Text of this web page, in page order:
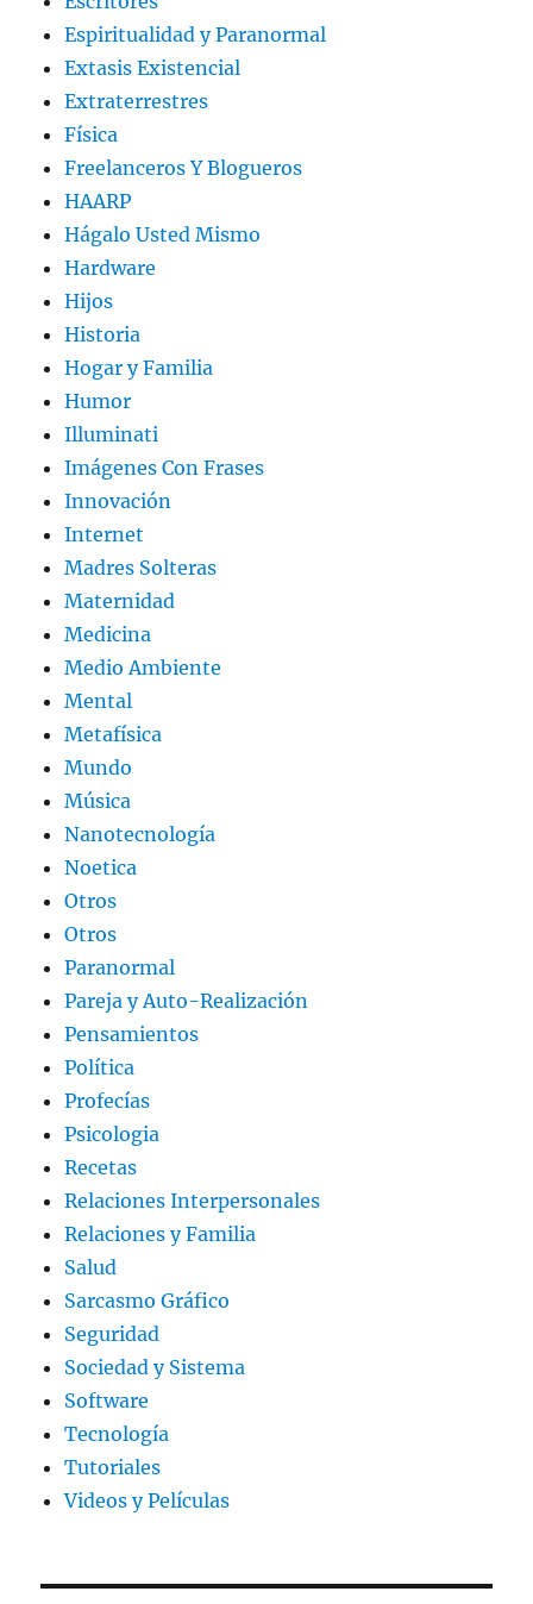
Espiritualidad y Paranormal
Extasis Existencial
Extraterrestres
Física
Freelanceros Y Blogueros
HAARP
Hágalo Usted Mismo
Hardware
Hijos
Historia
Hogar y Familia
Humor
Illuminati
Imágenes Con Frases
Innovación
Internet
Madres Solteras
Maternidad
Medicina
Medio Ambiente
Mental
Metafísica
Mundo
Música
Nanotecnología
Noetica
Otros
Otros
Paranormal
Pareja y Auto-Realización
Pensamientos
Política
Profecías
Psicologia
Recetas
Relaciones Interpersonales
Relaciones y Familia
Salud
Sarcasmo Gráfico
Seguridad
Sociedad y Sistema
Software
Tecnología
Tutoriales
Videos y Películas